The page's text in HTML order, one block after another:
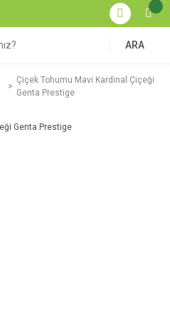
ARA
Çiçek Tohumu Mavi Kardinal Çiçeği
Genta Prestige